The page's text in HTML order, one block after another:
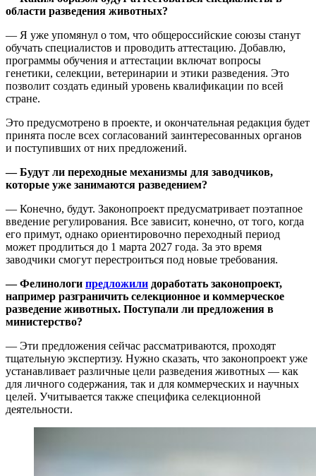
области разведения животных?
— Я уже упомянул о том, что общероссийские союзы станут
обучать специалистов и проводить аттестацию. Добавлю,
программы обучения и аттестации включат вопросы
генетики, селекции, ветеринарии и этики разведения. Это
позволит создать единый уровень квалификации по всей
стране.
Это предусмотрено в проекте, и окончательная редакция будет
принята после всех согласований заинтересованных органов
и поступивших от них предложений.
— Будут ли переходные механизмы для заводчиков,
которые уже занимаются разведением?
— Конечно, будут. Законопроект предусматривает поэтапное
введение регулирования. Все зависит, конечно, от того, когда
его примут, однако ориентировочно переходный период
может продлиться до 1 марта 2027 года. За это время
заводчики смогут перестроиться под новые требования.
— Фелинологи предложили доработать законопроект,
например разграничить селекционное и коммерческое
разведение животных. Поступали ли предложения в
министерство?
— Эти предложения сейчас рассматриваются, проходят
тщательную экспертизу. Нужно сказать, что законопроект уже
устанавливает различные цели разведения животных — как
для личного содержания, так и для коммерческих и научных
целей. Учитывается также специфика селекционной
деятельности.